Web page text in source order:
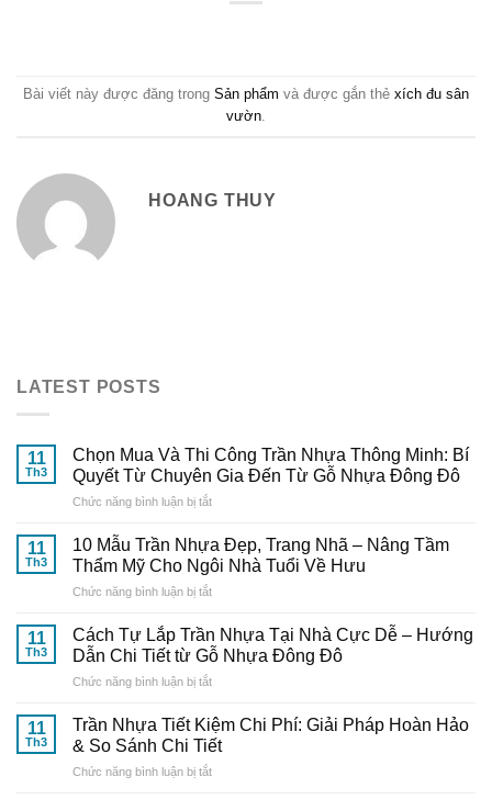
Bài viết này được đăng trong Sản phẩm và được gắn thẻ xích đu sân
vườn.
HOANG THUY
LATEST POSTS
11
Th3
Chọn Mua Và Thi Công Trần Nhựa Thông Minh: Bí
Quyết Từ Chuyên Gia Đến Từ Gỗ Nhựa Đông Đô
Chức năng bình luận bị tắtở
Mua
Và
Thi
Công
Nhựa
Thông
Bí
Từ
Chuyên
Đến
11
Th3
10 Mẫu Trần Nhựa Đẹp, Trang Nhã – Nâng Tầm
Thẩm Mỹ Cho Ngôi Nhà Tuổi Về Hưu
Chức năng bình luận bị tắtở
Mẫu
Trần
Nhựa
Đẹp,
Nhã
–
Tầm
11
Th3
Cách Tự Lắp Trần Nhựa Tại Nhà Cực Dễ – Hướng
Dẫn Chi Tiết từ Gỗ Nhựa Đông Đô
Chức năng bình luận bị tắtở
Tự
Lắp
Trần
Nhựa
11
Th3
Trần Nhựa Tiết Kiệm Chi Phí: Giải Pháp Hoàn Hảo
& So Sánh Chi Tiết
Chức năng bình luận bị tắtở